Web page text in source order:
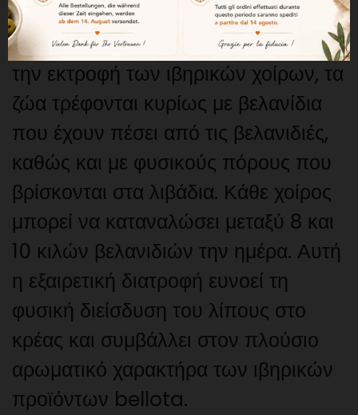
Κατά τη διάρκεια της montanera,
μιας περιόδου ζωτικής σημασίας για
την εκτροφή των ιβηρικών χοίρων, τα
ζώα τρέφονται κυρίως με βελανίδια
που έχουν πέσει από τις βελανιδιές,
καθώς και με φυσικούς πόρους που
βρίσκονται στα λιβάδια. Κάθε χοίρος
μπορεί να καταναλώσει μεταξύ 8 και
10 κιλών βελανιδιών την ημέρα. Αυτή
η εξαιρετική διατροφή ευνοεί τη
φυσική διείσδυση του λίπους στο
κρέας και συμβάλλει στον πλούσιο
αρωματικό χαρακτήρα των ιβηρικών
προϊόντων bellota.